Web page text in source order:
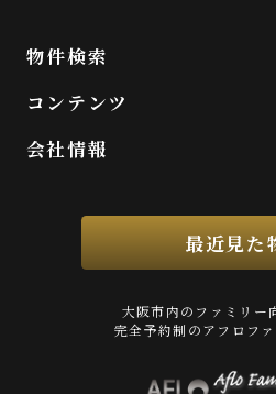
物件検索
コンテンツ
会社情報
最近見た
大阪市内のファミリー
完全予約制のアフロフ